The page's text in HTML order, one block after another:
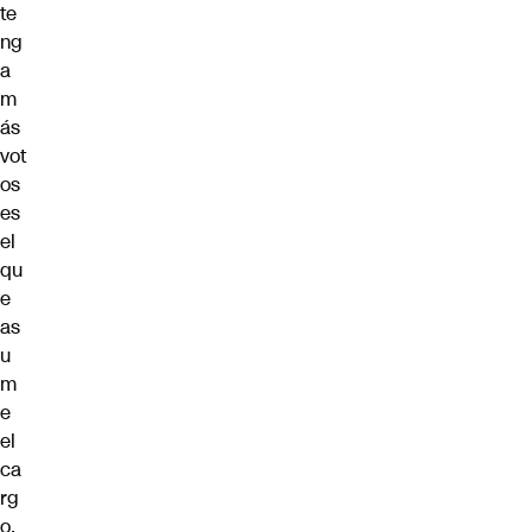
te
ng
a
m
ás
vot
os
es
el
qu
e
as
u
m
e
el
ca
rg
o.